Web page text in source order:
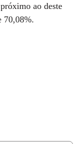
ao deste
70,08%.